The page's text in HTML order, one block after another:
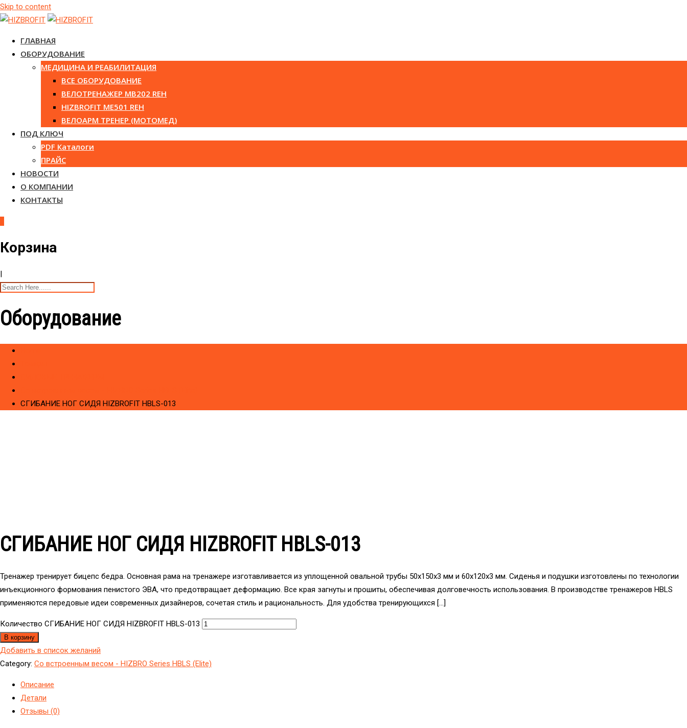
Skip to content
ГЛАВНАЯ
ОБОРУДОВАНИЕ
МЕДИЦИНА И РЕАБИЛИТАЦИЯ
ВСЕ ОБОРУДОВАНИЕ
ВЕЛОТРЕНАЖЕР MB202 REH
HIZBROFIT ME501 REH
ВЕЛОАРМ ТРЕНЕР (МОТОМЕД)
ПОД КЛЮЧ
PDF Каталоги
ПРАЙС
НОВОСТИ
О КОМПАНИИ
КОНТАКТЫ
Корзина
Оборудование
СГИБАНИЕ НОГ СИДЯ HIZBROFIT HBLS-013
СГИБАНИЕ НОГ СИДЯ HIZBROFIT HBLS-013
Тренажер тренирует бицепс бедра. Основная рама на тренажере изготавливается из уплощенной овальной трубы 50x150x3 мм и 60x120x3 мм. Сиденья и подушки изготовлены по технологии
инъекционного формования пенистого ЭВА, что предотвращает деформацию. Все края загнуты и прошиты, обеспечивая долговечность использования. В производстве тренажеров HBLS
применяются передовые идеи современных дизайнеров, сочетая стиль и рациональность. Для удобства тренирующихся […]
Количество СГИБАНИЕ НОГ СИДЯ HIZBROFIT HBLS-013
В корзину
Добавить в список желаний
Category: Cо встроенным весом - HIZBRO Series HBLS (Elite)
Описание
Детали
Отзывы (0)